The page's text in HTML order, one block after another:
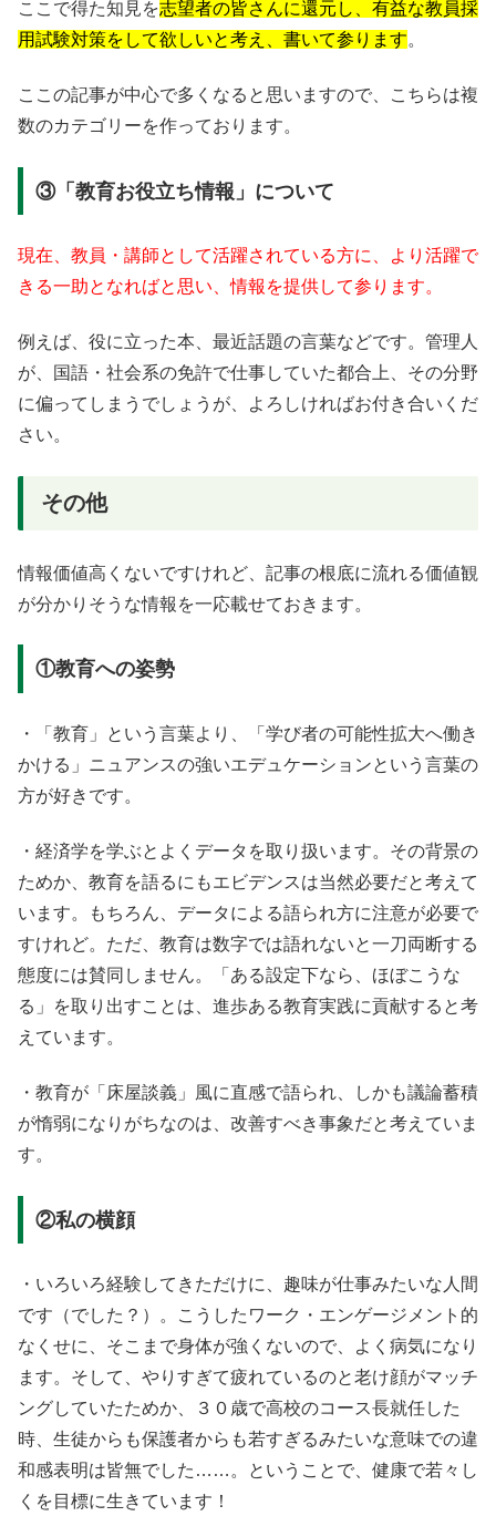
ここで得た知見を志望者の皆さんに還元し、有益な教員採
用試験対策をして欲しいと考え、書いて参ります。
ここの記事が中心で多くなると思いますので、こちらは複
数のカテゴリーを作っております。
③「教育お役立ち情報」について
現在、教員・講師として活躍されている方に、より活躍で
きる一助となればと思い、情報を提供して参ります。
例えば、役に立った本、最近話題の言葉などです。管理人
が、国語・社会系の免許で仕事していた都合上、その分野
に偏ってしまうでしょうが、よろしければお付き合いくだ
さい。
その他
情報価値高くないですけれど、記事の根底に流れる価値観
が分かりそうな情報を一応載せておきます。
①教育への姿勢
・「教育」という言葉より、「学び者の可能性拡大へ働き
かける」ニュアンスの強いエデュケーションという言葉の
方が好きです。
・経済学を学ぶとよくデータを取り扱います。その背景の
ためか、教育を語るにもエビデンスは当然必要だと考えて
います。もちろん、データによる語られ方に注意が必要で
すけれど。ただ、教育は数字では語れないと一刀両断する
態度には賛同しません。「ある設定下なら、ほぼこうな
る」を取り出すことは、進歩ある教育実践に貢献すると考
えています。
・教育が「床屋談義」風に直感で語られ、しかも議論蓄積
が惰弱になりがちなのは、改善すべき事象だと考えていま
す。
②私の横顔
・いろいろ経験してきただけに、趣味が仕事みたいな人間
です（でした？）。こうしたワーク・エンゲージメント的
なくせに、そこまで身体が強くないので、よく病気になり
ます。そして、やりすぎて疲れているのと老け顔がマッチ
ングしていたためか、３０歳で高校のコース長就任した
時、生徒からも保護者からも若すぎるみたいな意味での違
和感表明は皆無でした……。ということで、健康で若々し
くを目標に生きています！